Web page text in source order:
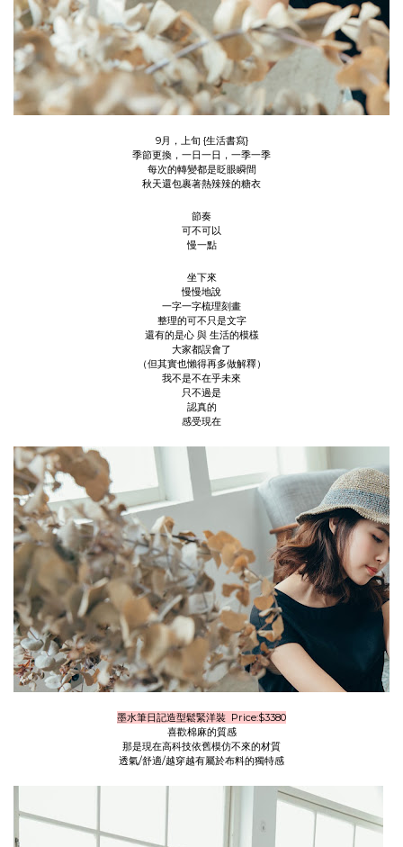
9月，上旬 {生活書寫}
季節更換，一日一日，一季一季
每次的轉變都是眨眼瞬間
秋天還包裹著熱辣辣的糖衣
節奏
可不可以
慢一點
坐下來
慢慢地說
一字一字梳理刻畫
整理的可不只是文字
還有的是心 與 生活的模樣
大家都誤會了
（但其實也懶得再多做解釋）
我不是不在乎未來
只不過是
認真的
感受現在
墨水筆日記造型鬆緊洋裝 Price:$3380
喜歡棉麻的質感
那是現在高科技依舊模仿不來的材質
透氣/舒適/越穿越有屬於布料的獨特感